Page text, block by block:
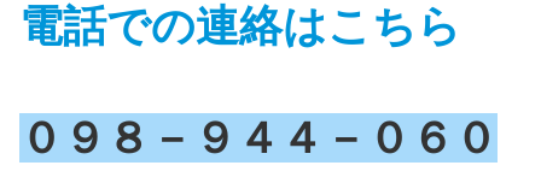
電話での連絡はこちら
０９８－９４４－０６０